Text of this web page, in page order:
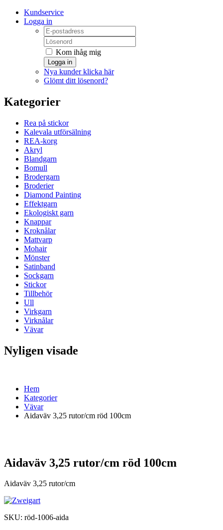
Kundservice
Logga in
Kom ihåg mig
Logga in
Nya kunder klicka här
Glömt ditt lösenord?
Kategorier
Rea på stickor
Kalevala utförsälning
REA-korg
Akryl
Blandgarn
Bomull
Brodergarn
Broderier
Diamond Painting
Effektgarn
Ekologiskt garn
Knappar
Kroknålar
Mattvarp
Mohair
Mönster
Satinband
Sockgarn
Stickor
Tillbehör
Ull
Virkgarn
Virknålar
Vävar
Nyligen visade
Hem
Kategorier
Vävar
Aidaväv 3,25 rutor/cm röd 100cm
Aidaväv 3,25 rutor/cm röd 100cm
Aidaväv 3,25 rutor/cm
SKU: röd-1006-aida